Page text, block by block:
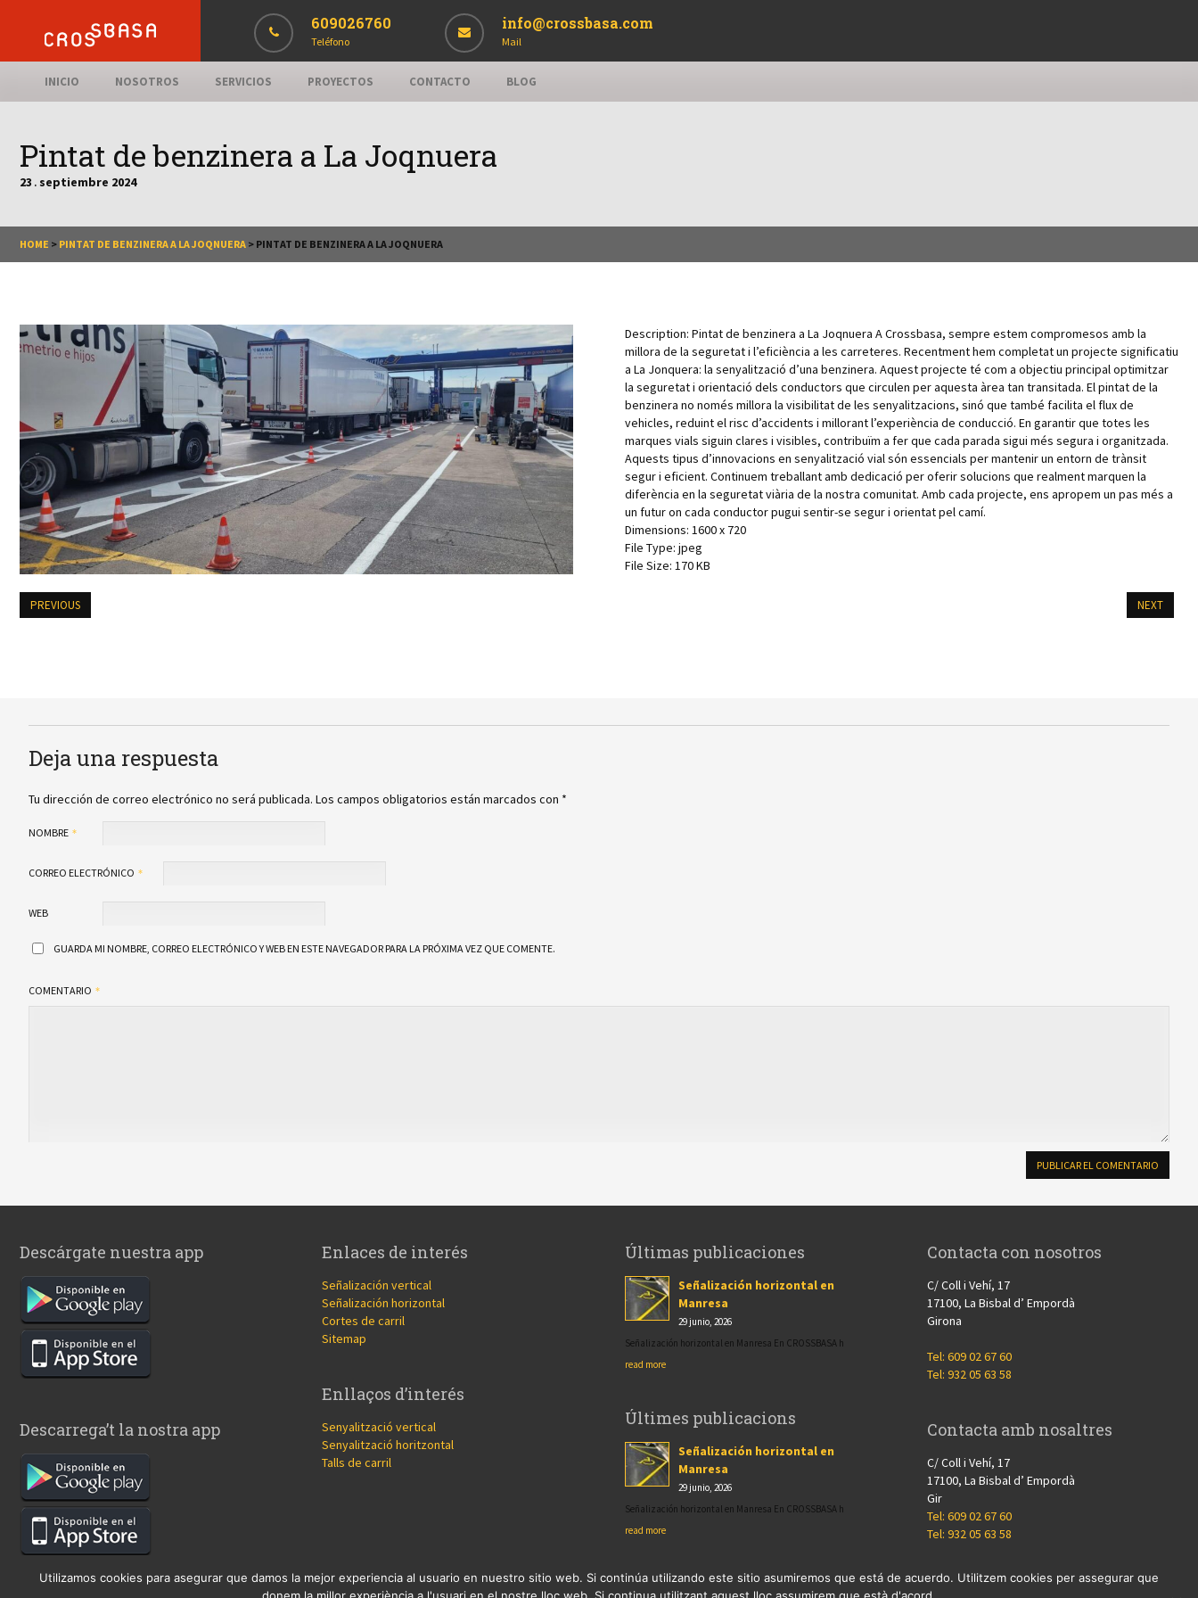
609026760
Teléfono
info@crossbasa.com
Mail
INICIO NOSOTROS SERVICIOS PROYECTOS CONTACTO BLOG
Pintat de benzinera a La Joqnuera
23 . septiembre 2024
HOME > PINTAT DE BENZINERA A LA JOQNUERA > PINTAT DE BENZINERA A LA JOQNUERA
Description: Pintat de benzinera a La Joqnuera A Crossbasa, sempre estem compromesos amb la
millora de la seguretat i l’eficiència a les carreteres. Recentment hem completat un projecte significatiu
a La Jonquera: la senyalització d’una benzinera. Aquest projecte té com a objectiu principal optimitzar
la seguretat i orientació dels conductors que circulen per aquesta àrea tan transitada. El pintat de la
benzinera no només millora la visibilitat de les senyalitzacions, sinó que també facilita el flux de
vehicles, reduint el risc d’accidents i millorant l’experiència de conducció. En garantir que totes les
marques vials siguin clares i visibles, contribuïm a fer que cada parada sigui més segura i organitzada.
Aquests tipus d’innovacions en senyalització vial són essencials per mantenir un entorn de trànsit
segur i eficient. Continuem treballant amb dedicació per oferir solucions que realment marquen la
diferència en la seguretat viària de la nostra comunitat. Amb cada projecte, ens apropem un pas més a
un futur on cada conductor pugui sentir-se segur i orientat pel camí.
Dimensions: 1600 x 720
File Type: jpeg
File Size: 170 KB
PREVIOUS NEXT
Deja una respuesta
Tu dirección de correo electrónico no será publicada. Los campos obligatorios están marcados con *
NOMBRE
CORREO ELECTRÓNICO
WEB
GUARDA MI NOMBRE, CORREO ELECTRÓNICO Y WEB EN ESTE NAVEGADOR PARA LA PRÓXIMA VEZ QUE COMENTE.
COMENTARIO
Descárgate nuestra app
Descarrega’t la nostra app
Enlaces de interés
Señalización vertical
Señalización horizontal
Cortes de carril
Sitemap
Enllaços d’interés
Senyalització vertical
Senyalització horitzontal
Talls de carril
Últimas publicaciones
Señalización horizontal en
Manresa
29 junio, 2026
Señalización horizontal en Manresa En CROSSBASA h
read more
Últimes publicacions
Señalización horizontal en
Manresa
29 junio, 2026
Señalización horizontal en Manresa En CROSSBASA h
read more
Contacta con nosotros
C/ Coll i Vehí, 17
17100, La Bisbal d’ Empordà
Girona
Tel: 609 02 67 60
Tel: 932 05 63 58
Contacta amb nosaltres
C/ Coll i Vehí, 17
17100, La Bisbal d’ Empordà
Gir
Tel: 609 02 67 60
Tel: 932 05 63 58
Utilizamos cookies para asegurar que damos la mejor experiencia al usuario en nuestro sitio web. Si continúa utilizando este sitio asumiremos que está de acuerdo. Utilitzem cookies per assegurar que